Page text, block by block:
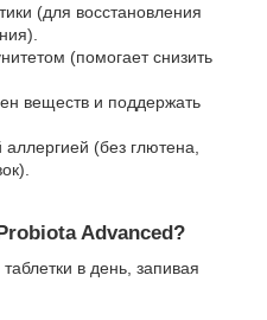
(для восстановления
(помогает снизить
веществ и поддержать
(без глютена,
Advanced?
в день, запивая